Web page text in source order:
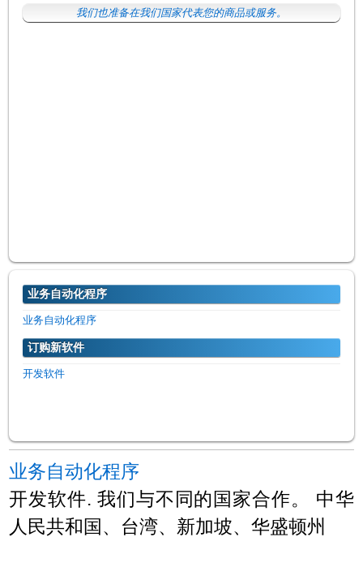
我们也准备在我们国家代表您的商品或服务。
业务自动化程序
业务自动化程序
订购新软件
开发软件
业务自动化程序
开发软件. 我们与不同的国家合作。 中华
人民共和国、台湾、新加坡、华盛顿州